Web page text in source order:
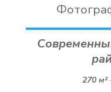
270 м²